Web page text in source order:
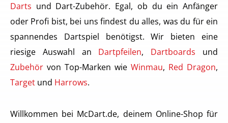
Darts und Dart-Zubehör. Egal, ob du ein Anfänger
oder Profi bist, bei uns findest du alles, was du für ein
spannendes Dartspiel benötigst. Wir bieten eine
riesige Auswahl an Dartpfeilen, Dartboards und
Zubehör von Top-Marken wie Winmau, Red Dragon,
Target und Harrows.
Willkommen bei McDart.de, deinem Online-Shop für